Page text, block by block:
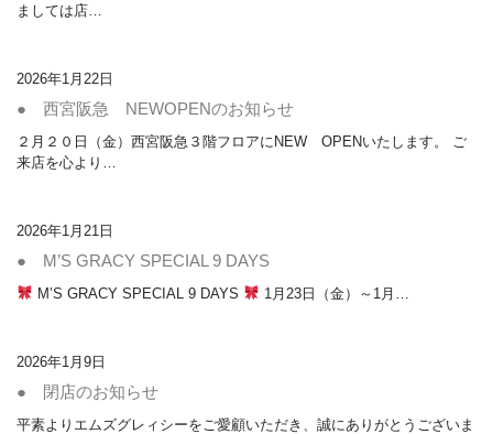
ましては店…
2026年1月22日
● 西宮阪急 NEWOPENのお知らせ
２月２０日（金）西宮阪急３階フロアにNEW OPENいたします。 ご
来店を心より…
2026年1月21日
● M’S GRACY SPECIAL 9 DAYS
M’S GRACY SPECIAL 9 DAYS 1月23日（金）～1月…
2026年1月9日
● 閉店のお知らせ
平素よりエムズグレィシーをご愛顧いただき、誠にありがとうございま